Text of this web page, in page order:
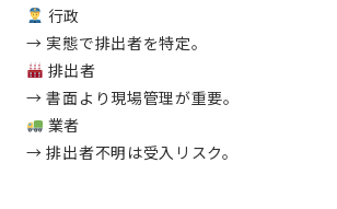
行政
→ 実態で排出者を特定。
排出者
→ 書面より現場管理が重要。
業者
→ 排出者不明は受入リスク。